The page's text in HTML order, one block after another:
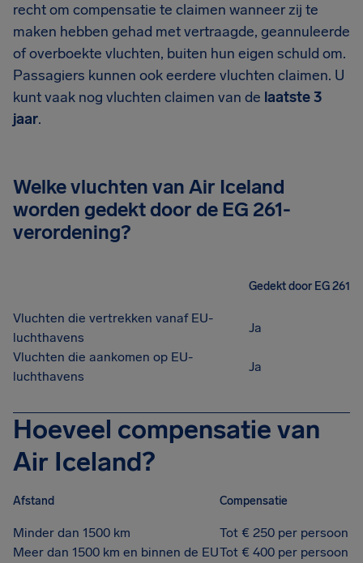
recht om compensatie te claimen wanneer zij te
maken hebben gehad met vertraagde, geannuleerde
of overboekte vluchten, buiten hun eigen schuld om.
Passagiers kunnen ook eerdere vluchten claimen. U
kunt vaak nog vluchten claimen van de laatste 3
jaar.
Welke vluchten van Air Iceland
worden gedekt door de EG 261-
verordening?
Gedekt door EG 261
Vluchten die vertrekken vanaf EU-
luchthavens
Ja
Vluchten die aankomen op EU-
luchthavens
Ja
Hoeveel compensatie van
Air Iceland?
Afstand Compensatie
Minder dan 1500 km
Tot € 250 per persoon
Meer dan 1500 km en binnen de EUTot € 400 per persoon